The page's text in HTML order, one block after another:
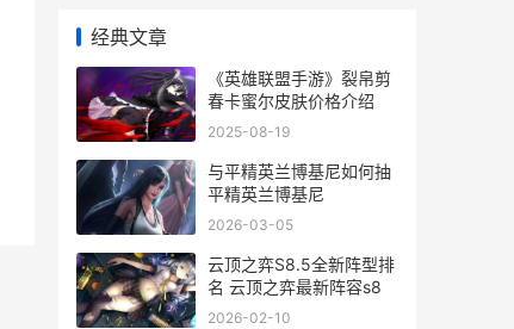
经典文章
《英雄联盟手游》裂帛剪
春卡蜜尔皮肤价格介绍
2025-08-19
与平精英兰博基尼如何抽
平精英兰博基尼
2026-03-05
云顶之弈S8.5全新阵型排
名 云顶之弈最新阵容s8
2026-02-10